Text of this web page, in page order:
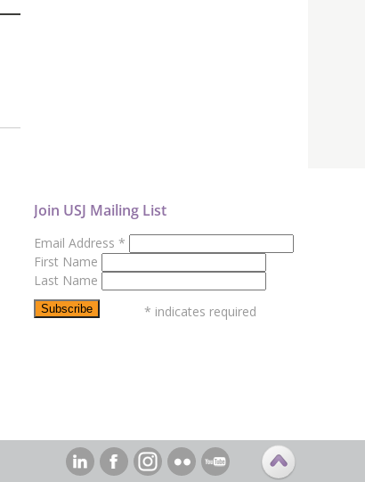
Join USJ Mailing List
Email Address *
First Name
Last Name
* indicates required